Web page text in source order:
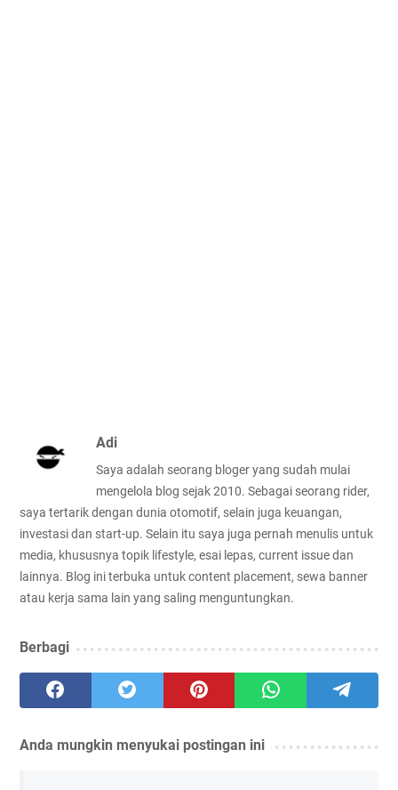
Adi
Saya adalah seorang bloger yang sudah mulai
mengelola blog sejak 2010. Sebagai seorang rider,
saya tertarik dengan dunia otomotif, selain juga keuangan,
investasi dan start-up. Selain itu saya juga pernah menulis untuk
media, khususnya topik lifestyle, esai lepas, current issue dan
lainnya. Blog ini terbuka untuk content placement, sewa banner
atau kerja sama lain yang saling menguntungkan.
Berbagi
Anda mungkin menyukai postingan ini